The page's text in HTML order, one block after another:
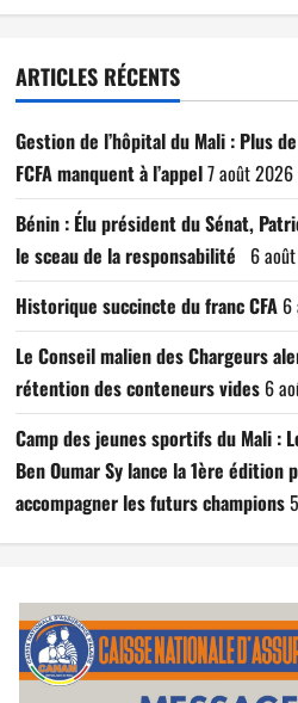
ARTICLES RÉCENTS
Gestion de l’hôpital du Mali : Plus
FCFA manquent à l’appel7 août 2026
Bénin : Élu président du Sénat,
le sceau de la responsabilité 6
Historique succincte du franc CFA 6
Le Conseil malien des Chargeurs
rétention des conteneurs vides 6
Camp des jeunes sportifs du Mali :
Ben Oumar Sy lance la 1ère édition
accompagner les futurs champions